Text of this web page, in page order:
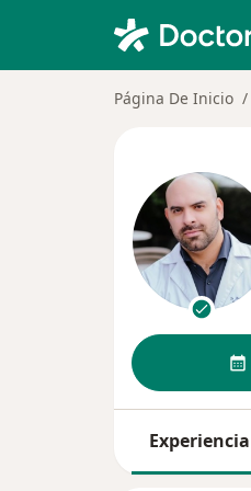
Página De Inicio
Experiencia